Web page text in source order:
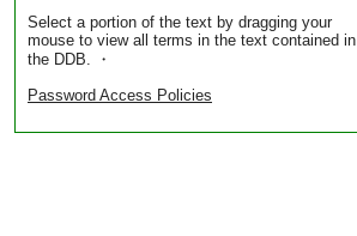
Select a portion of the text by dragging your
mouse to view all terms in the text contained in
the DDB. ・
Password Access Policies